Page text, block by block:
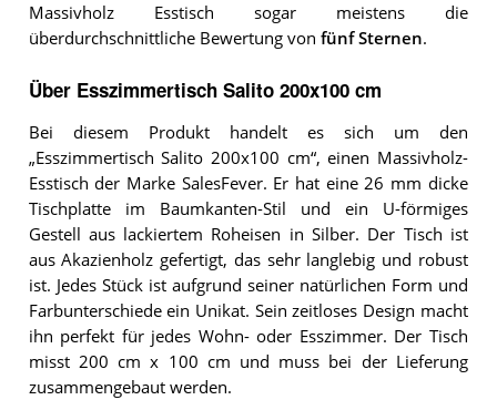
Massivholz Esstisch sogar meistens die
überdurchschnittliche Bewertung von fünf Sternen.
Über Esszimmertisch Salito 200x100 cm
Bei diesem Produkt handelt es sich um den
„Esszimmertisch Salito 200x100 cm“, einen Massivholz-
Esstisch der Marke SalesFever. Er hat eine 26 mm dicke
Tischplatte im Baumkanten-Stil und ein U-förmiges
Gestell aus lackiertem Roheisen in Silber. Der Tisch ist
aus Akazienholz gefertigt, das sehr langlebig und robust
ist. Jedes Stück ist aufgrund seiner natürlichen Form und
Farbunterschiede ein Unikat. Sein zeitloses Design macht
ihn perfekt für jedes Wohn- oder Esszimmer. Der Tisch
misst 200 cm x 100 cm und muss bei der Lieferung
zusammengebaut werden.